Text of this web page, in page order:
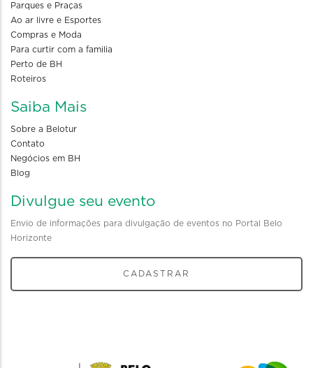
Parques e Praças
Ao ar livre e Esportes
Compras e Moda
Para curtir com a familia
Perto de BH
Roteiros
Saiba Mais
Sobre a Belotur
Contato
Negócios em BH
Blog
Divulgue seu evento
Envio de informações para divulgação de eventos no Portal Belo
Horizonte
CADASTRAR